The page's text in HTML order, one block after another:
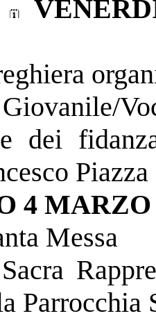
dei
Piazza
4 MARZO
Messa
Parrocchia